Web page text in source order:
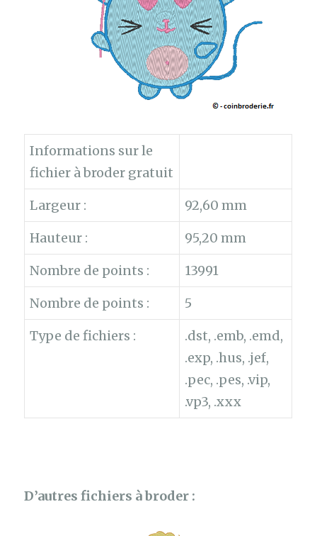
Informations sur le
fichier à broder gratuit
Largeur :
92,60 mm
Hauteur :
95,20 mm
Nombre de points :
13991
Nombre de points :
5
Type de fichiers :
.dst, .emb, .emd,
.exp, .hus, .jef,
.pec, .pes, .vip,
.vp3, .xxx
D’autres fichiers à broder :